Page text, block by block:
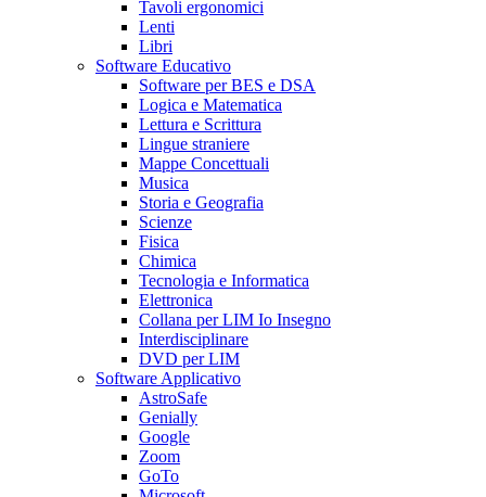
Tavoli ergonomici
Lenti
Libri
Software Educativo
Software per BES e DSA
Logica e Matematica
Lettura e Scrittura
Lingue straniere
Mappe Concettuali
Musica
Storia e Geografia
Scienze
Fisica
Chimica
Tecnologia e Informatica
Elettronica
Collana per LIM Io Insegno
Interdisciplinare
DVD per LIM
Software Applicativo
AstroSafe
Genially
Google
Zoom
GoTo